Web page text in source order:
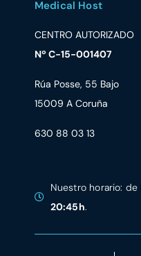
Medical Host
CENTRO AUTORIZADO
Nº C-15-001407
Rúa Posse, 55 Bajo
15009 A Coruña
630 88 03 13
Nuestro horario: de
20:45h.